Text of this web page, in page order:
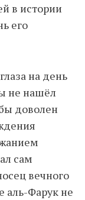
в истории
его
на день
доволен
сам
вечного
аль-Фарук не